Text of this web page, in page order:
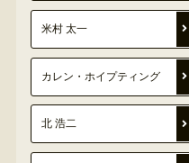
米村 太一
カレン・ホイプティング
北 浩二